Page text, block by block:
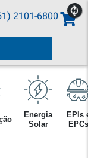
2101-6800
Energia
Solar
EPIs
EPCs